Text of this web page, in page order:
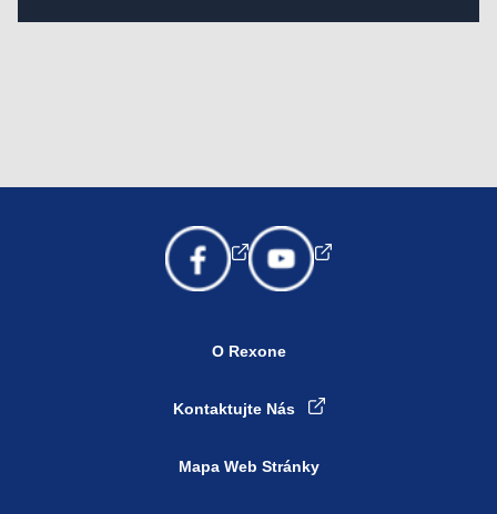
O Rexone
Kontaktujte Nás
Mapa Web Stránky